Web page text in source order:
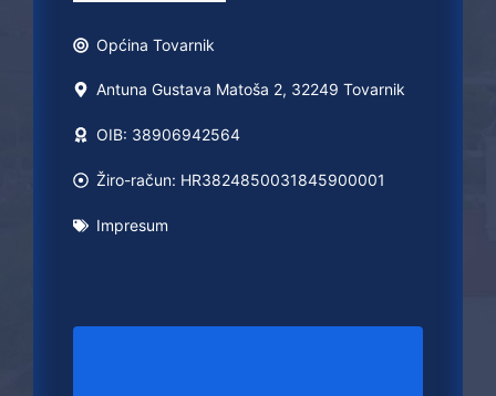
Općina Tovarnik
Antuna Gustava Matoša 2, 32249 Tovarnik
OIB: 38906942564
Žiro-račun: HR3824850031845900001
Impresum